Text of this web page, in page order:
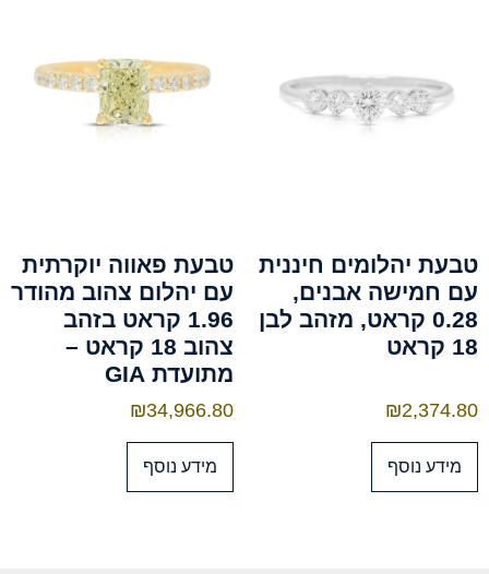
טבעת יהלומים חיננית
עם חמישה אבנים,
0.28 קראט, מזהב לבן
18 קראט
₪2,374.80
מידע נוסף
טבעת פאווה יוקרתית
עם יהלום צהוב מהודר
1.96 קראט בזהב
צהוב 18 קראט –
מתועדת GIA
₪34,966.80
מידע נוסף